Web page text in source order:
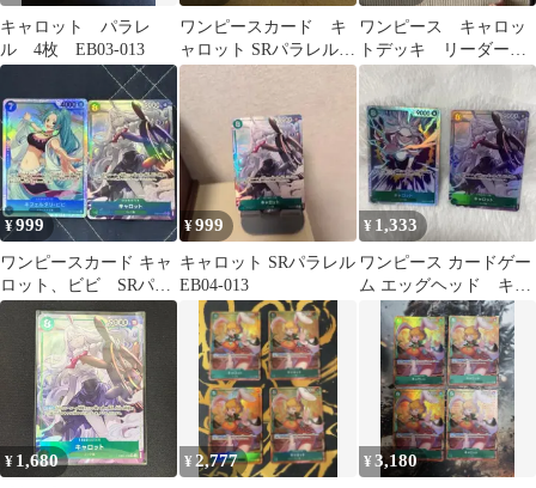
キャロット パラレ
ル 4枚 EB03-013
ワンピースカード キ
ャロット SRパラレル
EB04 EGGHEAD
ワンピース キャロッ
トデッキ リーダーパ
ラレル キャラスリオ
ーバースリーブ付き
¥999
ワンピースカード キャ
ロット、ビビ SRパラ
レル
¥999
キャロット SRパラレル
EB04-013
¥ 1,333
ワンピース カードゲー
ム エッグヘッド キャ
ロットSRパラレル、SR
セット
¥ 1,680 ¥ 2,777 ¥3,180